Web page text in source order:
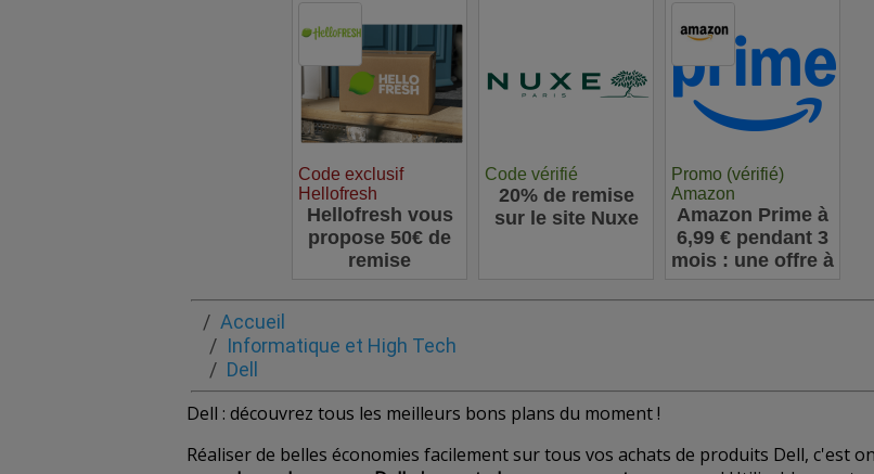
Code exclusif
Hellofresh
Hellofresh vous
propose 50€ de
remise
Code vérifié
20% de remise
sur le site Nuxe
Promo (vérifié)
Amazon
Amazon Prime à
6,99 € pendant 3
mois : une offre à
pour les
Accueil
Informatique et High Tech
Dell
Dell : découvrez tous les meilleurs bons plans du moment !
Réaliser de belles économies facilement sur tous vos achats de produits Dell, c'est